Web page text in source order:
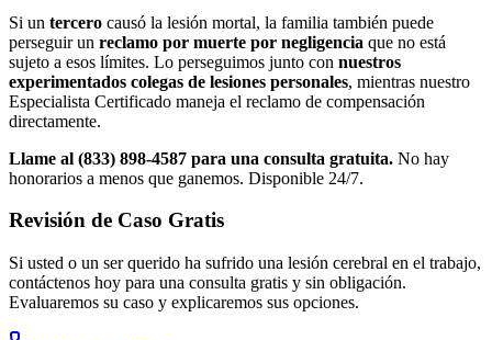
Si un tercero causó la lesión mortal, la familia también puede
perseguir un reclamo por muerte por negligencia que no está
sujeto a esos límites. Lo perseguimos junto con nuestros
experimentados colegas de lesiones personales, mientras nuestro
Especialista Certificado maneja el reclamo de compensación
directamente.
Llame al (833) 898-4587 para una consulta gratuita. No hay
honorarios a menos que ganemos. Disponible 24/7.
Revisión de Caso Gratis
Si usted o un ser querido ha sufrido una lesión cerebral en el trabajo,
contáctenos hoy para una consulta gratis y sin obligación.
Evaluaremos su caso y explicaremos sus opciones.